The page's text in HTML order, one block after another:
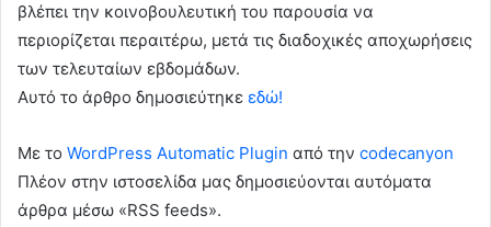
βλέπει την κοινοβουλευτική του παρουσία να
περιορίζεται περαιτέρω, μετά τις διαδοχικές αποχωρήσεις
των τελευταίων εβδομάδων.
Αυτό το άρθρο δημοσιεύτηκε εδώ!
Με το WordPress Automatic Plugin από την codecanyon
Πλέον στην ιστοσελίδα μας δημοσιεύονται αυτόματα
άρθρα μέσω «RSS feeds».